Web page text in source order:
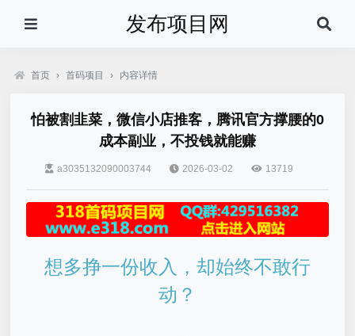
发布项目网
首页 › 首码项目 › 内容详情
怕被割韭菜，微信小店推客，腾讯官方撑腰的0
成本副业，不投钱就能赚
a3035132090003744 2026-03-02 13719
想多挣一份收入，却始终不敢行
动？